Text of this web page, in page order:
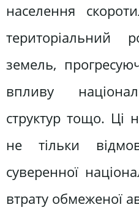
населення
територіальний
земель,
впливу
структур тощо. Ці
не тільки
суверенної
втрату обмеженої